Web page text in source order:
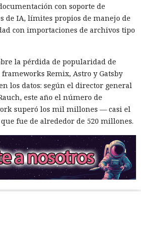
con soporte de
de IA, límites propios de manejo de
con importaciones de archivos tipo
la pérdida de popularidad de
Remix, Astro y Gatsby
los datos: según el director general
este año el número de
superó los mil millones — casi el
fue de alrededor de 520 millones.